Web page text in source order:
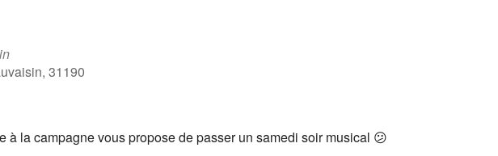
31190
à la campagne vous propose de passer un samedi soir musical 😕